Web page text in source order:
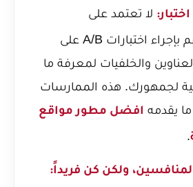
اختبار: لا تعتمد على
الافتراضات. قم بإجراء اختبارات A/B على
والخلفيات لمعرفة ما
لجمهورك. هذه الممارسات
ما يقدمه افضل مطور مواقع
.
ولكن كن فريداً: